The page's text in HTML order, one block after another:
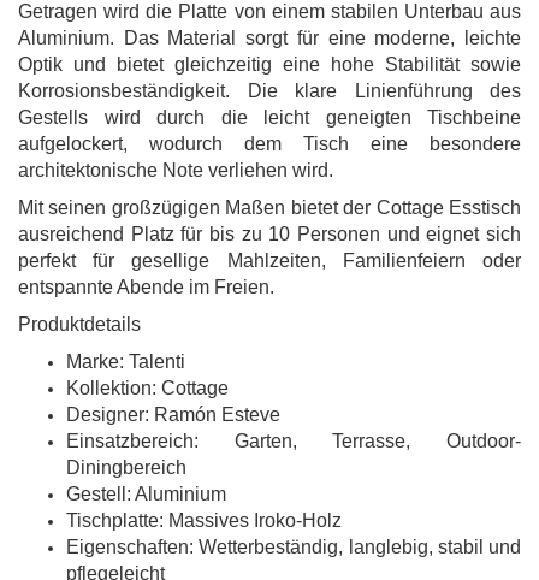
Getragen wird die Platte von einem stabilen Unterbau aus
Aluminium. Das Material sorgt für eine moderne, leichte
Optik und bietet gleichzeitig eine hohe Stabilität sowie
Korrosionsbeständigkeit. Die klare Linienführung des
Gestells wird durch die leicht geneigten Tischbeine
aufgelockert, wodurch dem Tisch eine besondere
architektonische Note verliehen wird.
Mit seinen großzügigen Maßen bietet der Cottage Esstisch
ausreichend Platz für bis zu 10 Personen und eignet sich
perfekt für gesellige Mahlzeiten, Familienfeiern oder
entspannte Abende im Freien.
Produktdetails
Marke: Talenti
Kollektion: Cottage
Designer: Ramón Esteve
Einsatzbereich: Garten, Terrasse, Outdoor-
Diningbereich
Gestell: Aluminium
Tischplatte: Massives Iroko-Holz
Eigenschaften: Wetterbeständig, langlebig, stabil und
pflegeleicht